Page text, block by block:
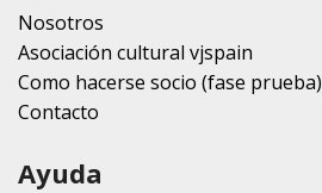
Nosotros
Asociación cultural vjspain
Como hacerse socio (fase prueba)
Contacto
Ayuda